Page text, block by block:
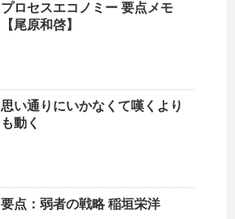
プロセスエコノミー 要点メモ
【尾原和啓】
思い通りにいかなくて嘆くより
も動く
要点：弱者の戦略 稲垣栄洋